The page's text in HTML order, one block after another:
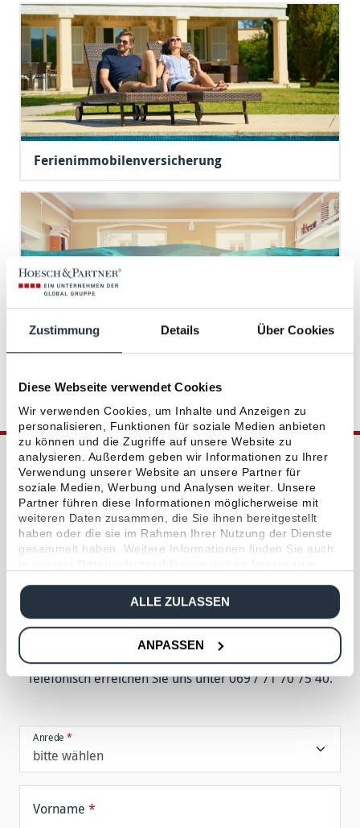
Zustimmung Details Über Cookies
Diese Webseite verwendet Cookies
Wir verwenden Cookies, um Inhalte und Anzeigen zu
personalisieren, Funktionen für soziale Medien anbieten
zu können und die Zugriffe auf unsere Website zu
analysieren. Außerdem geben wir Informationen zu Ihrer
Verwendung unserer Website an unsere Partner für
soziale Medien, Werbung und Analysen weiter. Unsere
Partner führen diese Informationen möglicherweise mit
weiteren Daten zusammen, die Sie ihnen bereitgestellt
haben oder die sie im Rahmen Ihrer Nutzung der Dienste
gesammelt haben. Weitere Informationen finden Sie auch
ALLE ZULASSEN
ANPASSEN
Ferienimmobilenversicherung
Wohngebäudeversicherung
BERATUNG ANFORDERN
In 2 Minuten zur
persönlichen Beratung
Bitte füllen Sie das For­mular mög­lichst voll­ständig aus.
Wir kontakt­ieren Siein Kürzemit Termin­vor­schlägen für
Ihre persön­liche Be­ratung.
Tele­fonisch er­reichen Sie uns unter 069 / 71 70 75 40.
Anrede*
Vorname *